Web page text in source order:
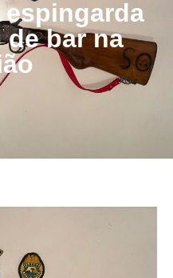
espingarda
de bar na